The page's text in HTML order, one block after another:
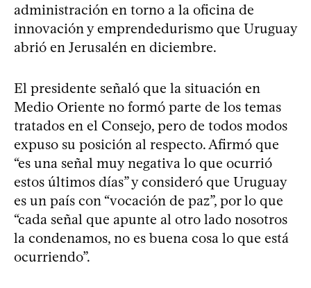
administración en torno a la oficina de
innovación y emprendedurismo que Uruguay
abrió en Jerusalén en diciembre.
El presidente señaló que la situación en
Medio Oriente no formó parte de los temas
tratados en el Consejo, pero de todos modos
expuso su posición al respecto. Afirmó que
“es una señal muy negativa lo que ocurrió
estos últimos días” y consideró que Uruguay
es un país con “vocación de paz”, por lo que
“cada señal que apunte al otro lado nosotros
la condenamos, no es buena cosa lo que está
ocurriendo”.